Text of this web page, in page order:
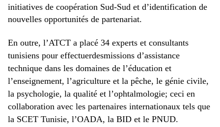
initiatives de coopération Sud-Sud et d’identification de
nouvelles opportunités de partenariat.
En outre, l’ATCT a placé 34 experts et consultants
tunisiens pour effectuerdesmissions d’assistance
technique dans les domaines de l’éducation et
l’enseignement, l’agriculture et la pêche, le génie civile,
la psychologie, la qualité et l’ophtalmologie; ceci en
collaboration avec les partenaires internationaux tels que
la SCET Tunisie, l’OADA, la BID et le PNUD.